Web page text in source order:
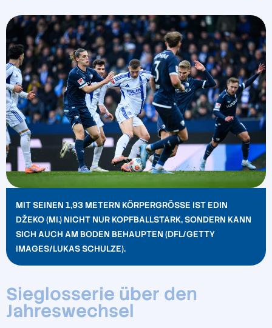
MIT SEINEN 1,93 METERN KÖRPERGRÖSSE IST EDIN D
ŽEKO (MI.) NICHT NUR KOPFBALLSTARK, SONDERN KANN S
ICH AUCH AM BODEN BEHAUPTEN (DFL/GETTY I
MAGES/LUKAS SCHULZE).
Sieglosserie über den
Jahreswechsel